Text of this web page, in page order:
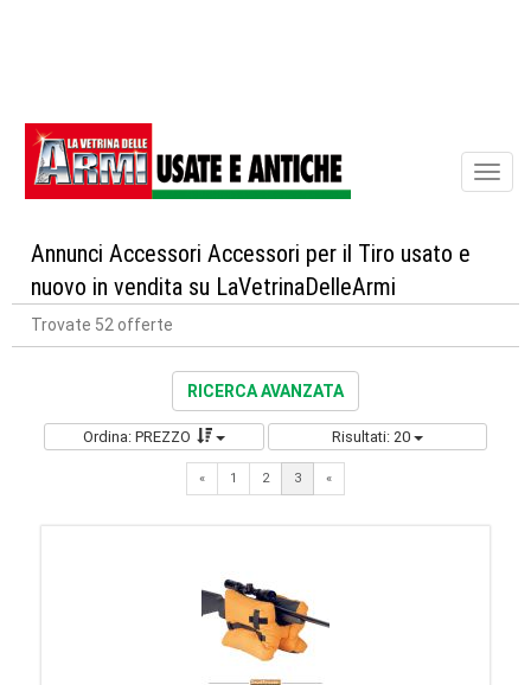
Annunci Accessori Accessori per il Tiro usato e
nuovo in vendita su LaVetrinaDelleArmi
Trovate 52 offerte
RICERCA AVANZATA
Ordina: PREZZO Risultati: 20
«Previous
1 2 3 «